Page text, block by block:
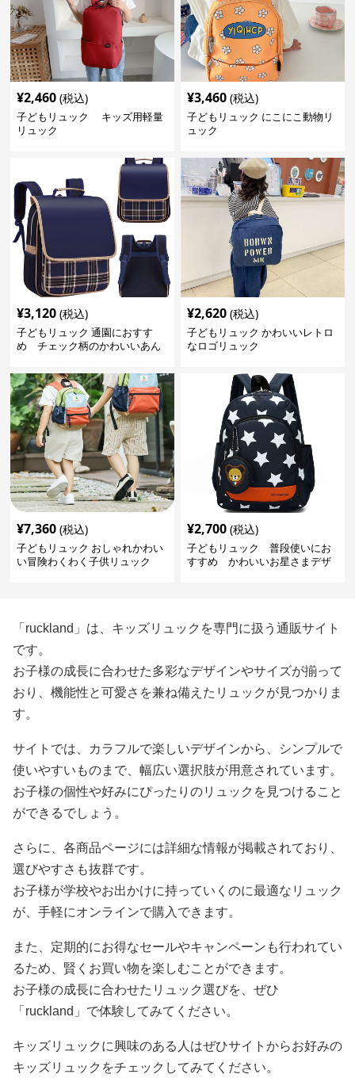
¥2,460 (税込)
子どもリュック キッズ用軽量
リュック
¥3,460 (税込)
子どもリュック にこにこ動物リ
ュック
¥3,120 (税込)
子どもリュック 通園におすす
め チェック柄のかわいいあん
¥2,620 (税込)
子どもリュック かわいいレトロ
なロゴリュック
¥7,360 (税込)
子どもリュック おしゃれかわい
い冒険わくわく子供リュック
¥2,700 (税込)
子どもリュック 普段使いにお
すすめ かわいいお星さまデザ
「ruckland」は、キッズリュックを専門に扱う通販サイト
です。
お子様の成長に合わせた多彩なデザインやサイズが揃って
おり、機能性と可愛さを兼ね備えたリュックが見つかりま
す。
サイトでは、カラフルで楽しいデザインから、シンプルで
使いやすいものまで、幅広い選択肢が用意されています。
お子様の個性や好みにぴったりのリュックを見つけること
ができるでしょう。
さらに、各商品ページには詳細な情報が掲載されており、
選びやすさも抜群です。
お子様が学校やお出かけに持っていくのに最適なリュック
が、手軽にオンラインで購入できます。
また、定期的にお得なセールやキャンペーンも行われてい
るため、賢くお買い物を楽しむことができます。
お子様の成長に合わせたリュック選びを、ぜひ
「ruckland」で体験してみてください。
キッズリュックに興味のある人はぜひサイトからお好みの
キッズリュックをチェックしてみてください。